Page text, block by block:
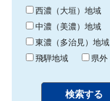
り 西濃（大垣）地域
中濃（美濃）地域
東濃（多治見）地域
飛騨地域
県外